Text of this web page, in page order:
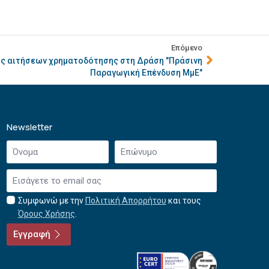
Επόμενο
αιτήσεων χρηματοδότησης στη Δράση "Πράσινη
Παραγωγική Επένδυση ΜμΕ"
Newsletter
Όνομα
Επώνυμο
Email
Αποδοχή
όρων
χρήσης
*
Συμφωνώ με την Πολιτική Απορρήτου και τους
Όρους Χρήσης.
Εγγραφή